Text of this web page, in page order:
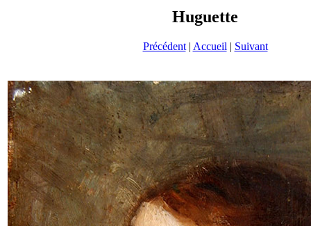
Huguette
Précédent| Accueil | Suivant